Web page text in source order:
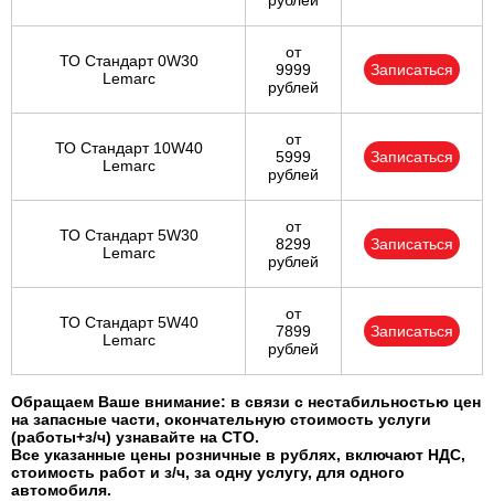
ТО Стандарт 0W30
Lemarc
от
9999
рублей
Записаться
ТО Стандарт 10W40
Lemarc
от
5999
рублей
Записаться
ТО Стандарт 5W30
Lemarc
от
8299
рублей
Записаться
ТО Стандарт 5W40
Lemarc
от
7899
рублей
Записаться
Обращаем Ваше внимание: в связи с нестабильностью цен
на запасные части, окончательную стоимость услуги
(работы+з/ч) узнавайте на СТО.
Все указанные цены розничные в рублях, включают НДС,
стоимость работ и з/ч, за одну услугу, для одного
автомобиля.